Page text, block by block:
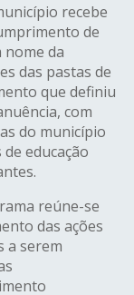
recebe
de
nome da
das pastas de
que definiu
com
do município
educação
reúne-se
das ações
a serem